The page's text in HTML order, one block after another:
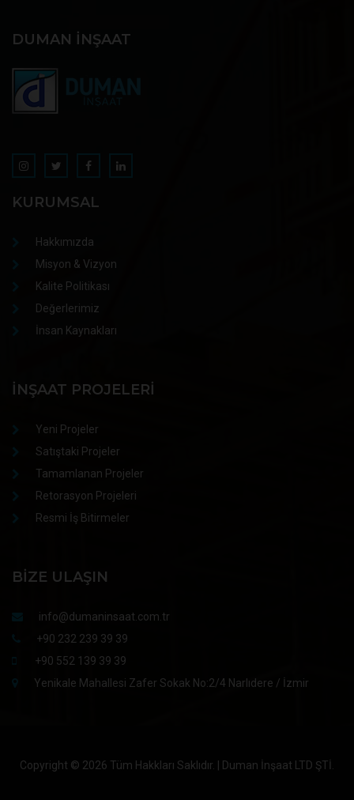
DUMAN İNŞAAT
KURUMSAL
Hakkımızda
Misyon & Vizyon
Kalite Politikası
Değerlerimiz
İnsan Kaynakları
İNŞAAT PROJELERI
Yeni Projeler
Satıştaki Projeler
Tamamlanan Projeler
Retorasyon Projeleri
Resmi İş Bitirmeler
BIZE ULAŞIN
info@dumaninsaat.com.tr
+90 232 239 39 39
+90 552 139 39 39
Yenikale Mahallesi Zafer Sokak No:2/4 Narlıdere / İzmir
Copyright © 2026 Tüm Hakkları Saklıdır. | Duman İnşaat LTD ŞTİ.